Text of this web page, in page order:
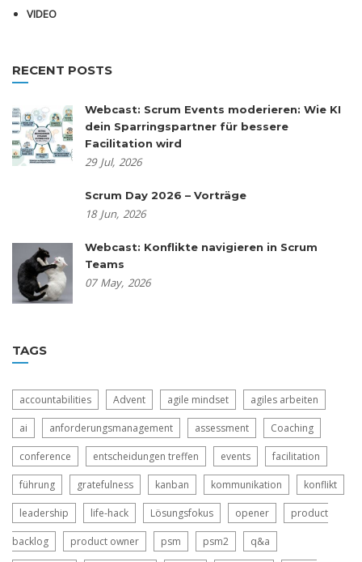
VIDEO
RECENT POSTS
Webcast: Scrum Events moderieren: Wie KI
dein Sparringspartner für bessere
Facilitation wird
29 Jul, 2026
Scrum Day 2026 – Vorträge
18 Jun, 2026
Webcast: Konflikte navigieren in Scrum
Teams
07 May, 2026
TAGS
accountabilities Advent agile mindset agiles arbeiten
ai anforderungsmanagement assessment Coaching
conference entscheidungen treffen events facilitation
führung gratefulness kanban kommunikation konflikt
leadership life-hack Lösungsfokus opener product
backlog product owner psm psm2 q&a